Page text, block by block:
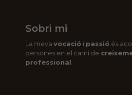
Sobri mi
La meva vocació i passió és
persones en el camí de
professional.